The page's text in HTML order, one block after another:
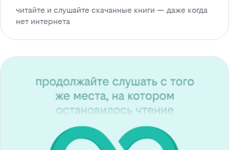
читайте и слушайте скачанные книги — даже когда
нет интернета